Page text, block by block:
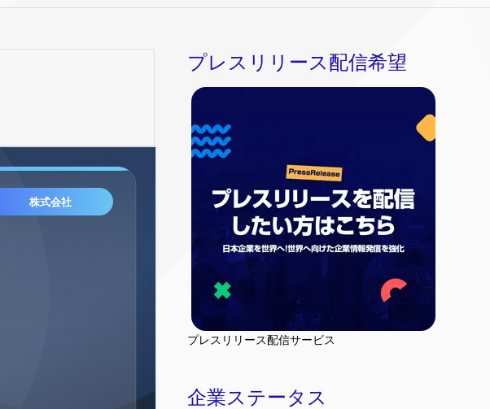
プレスリリース配信希望
プレスリリース配信サービス
企業ステータス